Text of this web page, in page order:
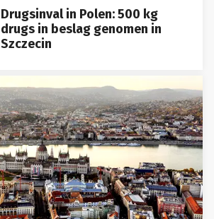
Drugsinval in Polen: 500 kg
drugs in beslag genomen in
Szczecin